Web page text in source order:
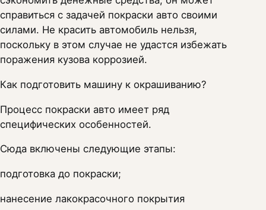
справиться с задачей покраски авто своими
силами. Не красить автомобиль нельзя,
поскольку в этом случае не удастся избежать
поражения кузова коррозией.
Как подготовить машину к окрашиванию?
Процесс покраски авто имеет ряд
специфических особенностей.
Сюда включены следующие этапы:
подготовка до покраски;
нанесение лакокрасочного покрытия